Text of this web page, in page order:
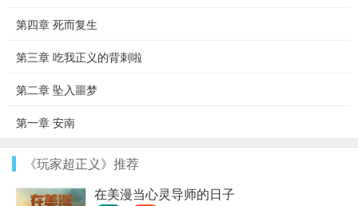
第四章 死而复生
第三章 吃我正义的背刺啦
第二章 坠入噩梦
第一章 安南
《玩家超正义》推荐
在美漫当心灵导师的日子